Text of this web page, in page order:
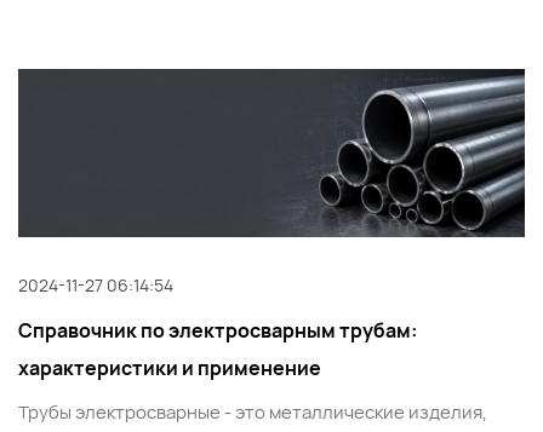
2024-11-27 06:14:54
Справочник по электросварным трубам:
характеристики и применение
Трубы электросварные - это металлические изделия,